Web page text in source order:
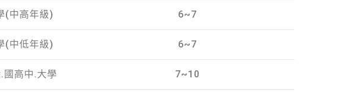
(中高年級) 6~7
(中低年級) 6~7
國高中.大學 7~10